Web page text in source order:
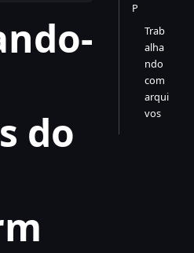
do
P
Trab
alha
ndo
com
arqui
vos